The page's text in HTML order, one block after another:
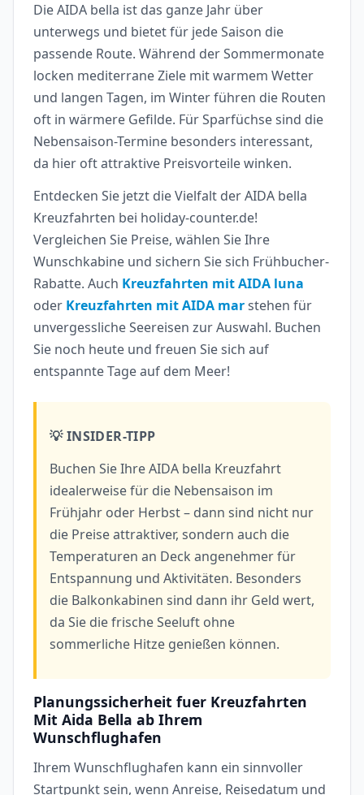
Die AIDA bella ist das ganze Jahr über
unterwegs und bietet für jede Saison die
passende Route. Während der Sommermonate
locken mediterrane Ziele mit warmem Wetter
und langen Tagen, im Winter führen die Routen
oft in wärmere Gefilde. Für Sparfüchse sind die
Nebensaison-Termine besonders interessant,
da hier oft attraktive Preisvorteile winken.
Entdecken Sie jetzt die Vielfalt der AIDA bella
Kreuzfahrten bei holiday-counter.de!
Vergleichen Sie Preise, wählen Sie Ihre
Wunschkabine und sichern Sie sich Frühbucher-
Rabatte. Auch Kreuzfahrten mit AIDA luna
oder Kreuzfahrten mit AIDA marstehen für
unvergessliche Seereisen zur Auswahl. Buchen
Sie noch heute und freuen Sie sich auf
entspannte Tage auf dem Meer!
💡 INSIDER-TIPP
Buchen Sie Ihre AIDA bella Kreuzfahrt
idealerweise für die Nebensaison im
Frühjahr oder Herbst – dann sind nicht nur
die Preise attraktiver, sondern auch die
Temperaturen an Deck angenehmer für
Entspannung und Aktivitäten. Besonders
die Balkonkabinen sind dann ihr Geld wert,
da Sie die frische Seeluft ohne
sommerliche Hitze genießen können.
Planungssicherheit fuer Kreuzfahrten
Mit Aida Bella ab Ihrem
Wunschflughafen
Ihrem Wunschflughafen kann ein sinnvoller
Startpunkt sein, wenn Anreise, Reisedatum und